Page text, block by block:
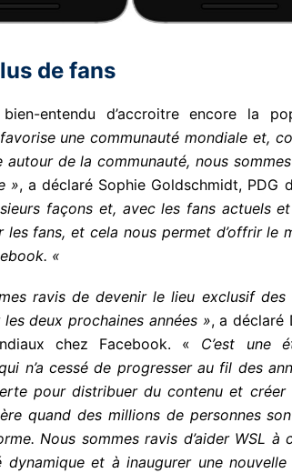
de fans
entendu d’accroitre encore la
une communauté mondiale et,
autour de la communauté, nous
», a déclaré Sophie Goldschmidt, PDG
façons et, avec les fans actuels
les fans, et cela nous permet d’offrir le
«
ravis de devenir le lieu exclusif
deux prochaines années », a déclaré
chez Facebook. « C’est une
n’a cessé de progresser au fil des
pour distribuer du contenu et créer
quand des millions de personnes
Nous sommes ravis d’aider WSL
dynamique et à inaugurer une